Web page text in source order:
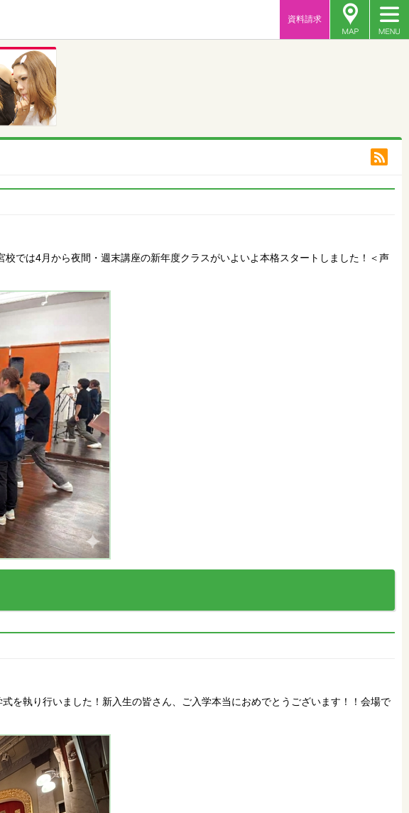
資料請求
では4月から夜間・週末講座の新年度クラスがいよいよ本格スタートしました！＜声
を執り行いました！新入生の皆さん、ご入学本当におめでとうございます！！会場で